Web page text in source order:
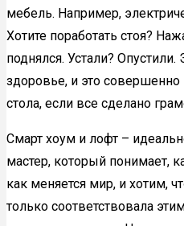
мебель. Например,
Хотите поработать стоя?
поднялся. Устали? Опустили.
здоровье, и это
стола, если все сделано
Смарт хоум и лофт –
мастер, который понимает,
как меняется мир, и хотим,
только соответствовала